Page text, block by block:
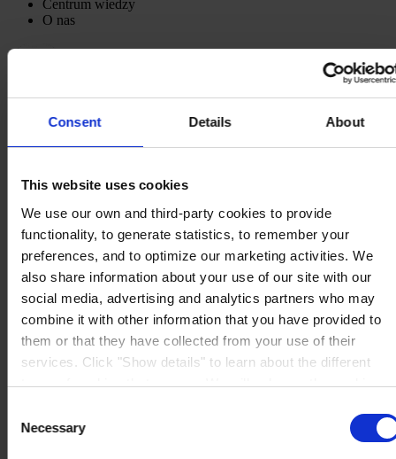
Consent Details About
This website uses cookies
We use our own and third-party cookies to provide
functionality, to generate statistics, to remember your
preferences, and to optimize our marketing activities. We
also share information about your use of our site with our
social media, advertising and analytics partners who may
combine it with other information that you have provided to
them or that they have collected from your use of their
services. Click "Show details" to learn about the different
types of cookies that we use. We will only use the cookies
cookies after having received your consent. You may
withdraw your consent at any time by using the link in our
Selection
Necessary
Centrum wiedzy
O nas
Ul. Szymanowskiego 2
Polska
Fax: +48 (58) 5218902
Mail:general.pl@hempel.com